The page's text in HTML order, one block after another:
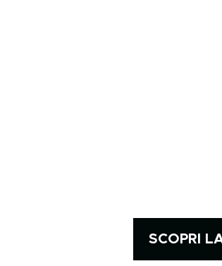
SCOPRI